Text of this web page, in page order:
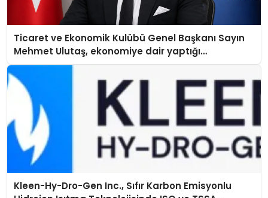
Ticaret ve Ekonomik Kulübü Genel Başkanı Sayın
Mehmet Ulutaş, ekonomiye dair yaptığı
açıklamada şunları kaydetti:
Kleen-Hy-Dro-Gen Inc., Sıfır Karbon Emisyonlu